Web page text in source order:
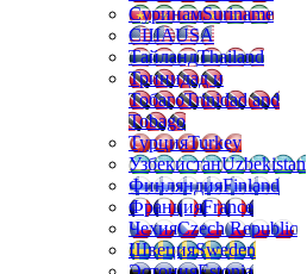
СуринамSuriname
СШАUSA
ТайландThailand
Тринидад и
ТобагоTrinidad and
Tobago
ТурцияTurkey
УзбекистанUzbekistan
ФинляндияFinland
ФранцияFrance
ЧехияCzech Republic
ШвецияSweden